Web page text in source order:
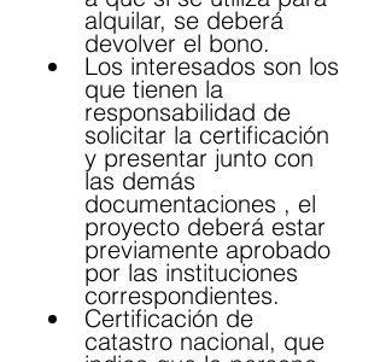
alquilar, se deberá
devolver el bono.
Los interesados son los
que tienen la
responsabilidad de
solicitar la certificación
y presentar junto con
las demás
documentaciones , el
proyecto deberá estar
previamente aprobado
por las instituciones
correspondientes.
Certificación de
catastro nacional, que